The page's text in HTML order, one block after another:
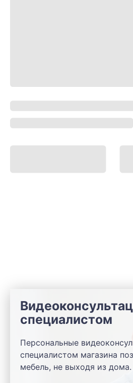
специалистом
Персональные
специалистом магазина
мебель, не выходя из дома.